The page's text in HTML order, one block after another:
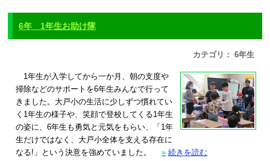
6年 1年生お助け隊
カテゴリ： 6年生
1年生が入学してから一か月、朝の支度や
掃除などのサポートを6年生みんなで行って
きました。大戸小の生活に少しずつ慣れてい
く1年生の様子や、笑顔で登校してくる1年生
の姿に、6年生も勇気と元気をもらい、「1年
生だけではなく、大戸小全体を支える存在に
なる!」という決意を強めていました。
» 続きを読む